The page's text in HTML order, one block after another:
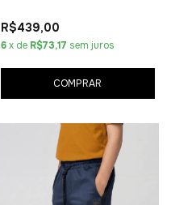
R$439,00
6 x de R$73,17 sem juros
COMPRAR